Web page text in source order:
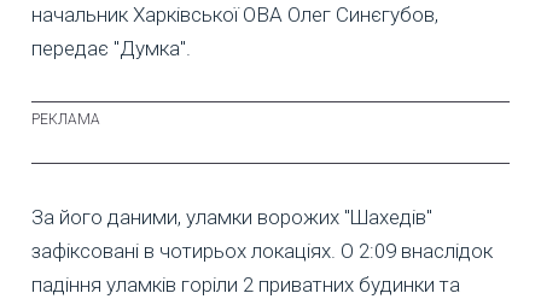
начальник Харківської ОВА Олег Синєгубов,
передає "Думка".
За його даними, уламки ворожих "Шахедів"
зафіксовані в чотирьох локаціях. О 2:09 внаслідок
падіння уламків горіли 2 приватних будинки та